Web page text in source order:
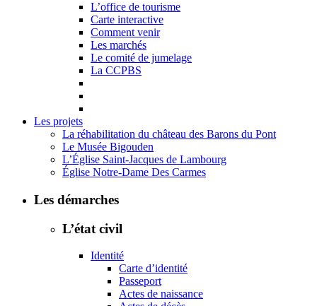
L’office de tourisme
Carte interactive
Comment venir
Les marchés
Le comité de jumelage
La CCPBS
Les projets
La réhabilitation du château des Barons du Pont
Le Musée Bigouden
L’Église Saint-Jacques de Lambourg
Église Notre-Dame Des Carmes
Les démarches
L’état civil
Identité
Carte d’identité
Passeport
Actes de naissance